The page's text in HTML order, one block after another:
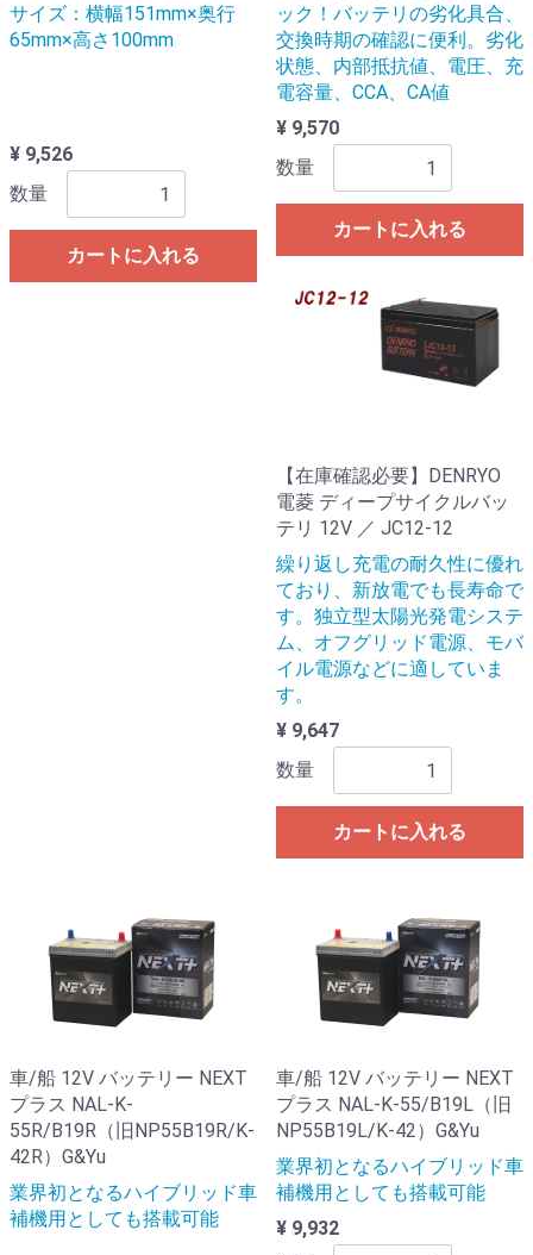
サイズ：横幅151mm×奥行
65mm×高さ100mm
¥ 9,526
数量
カートに入れる
ック！バッテリの劣化具合、
交換時期の確認に便利。劣化
状態、内部抵抗値、電圧、充
電容量、CCA、CA値
¥ 9,570
数量
カートに入れる
【在庫確認必要】DENRYO
電菱 ディープサイクルバッ
テリ 12V ／ JC12-12
繰り返し充電の耐久性に優れ
ており、新放電でも長寿命で
す。独立型太陽光発電システ
ム、オフグリッド電源、モバ
イル電源などに適していま
す。
¥ 9,647
数量
カートに入れる
車/船 12V バッテリー NEXT
プラス NAL-K-
55R/B19R（旧NP55B19R/K-
42R）G&Yu
業界初となるハイブリッド車
補機用としても搭載可能
車/船 12V バッテリー NEXT
プラス NAL-K-55/B19L（旧
NP55B19L/K-42）G&Yu
業界初となるハイブリッド車
補機用としても搭載可能
¥ 9,932